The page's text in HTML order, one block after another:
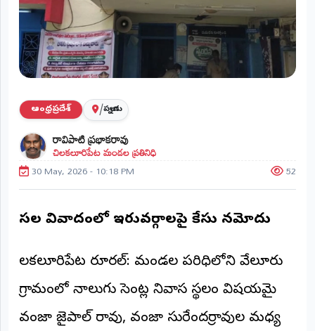
వార్తలు
(STATE)
తెలంగాణ
ఆంధ్రప్రదేశ్
ప్రధాన
విభాగాలు
(MAIN)
జాతీయం
ఆంధ్రప్రదేశ్ /పల్నాడు
రావిపాటి ప్రభాకరావు
చిలకలూరిపేట మండల ప్రతినిధి
30 May, 2026 - 10:18 PM 52
స్థల వివాదంలో ఇరువర్గాలపై కేసు నమోదు
చిలకలూరిపేట రూరల్: మండల పరిధిలోని వేలూరు
గ్రామంలో నాలుగు సెంట్ల నివాస స్థలం విషయమై
వంజా జైపాల్ రావు, వంజా సురేందర్రావుల మధ్య